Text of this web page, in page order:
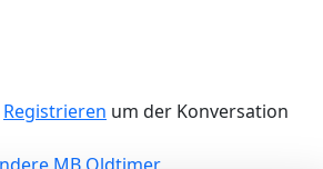
Registrieren um der Konversation